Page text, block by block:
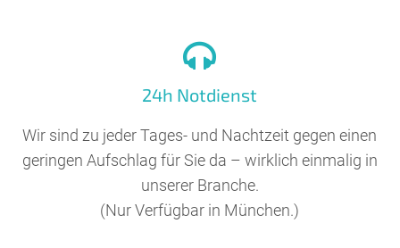
24h Notdienst
Wir sind zu jeder Tages- und Nachtzeit gegen einen
geringen Aufschlag für Sie da – wirklich einmalig in
unserer Branche.
(Nur Verfügbar in München.)